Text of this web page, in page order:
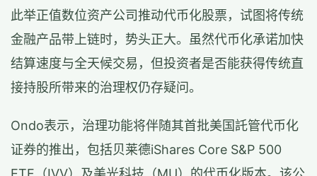
此举正值数位资产公司推动代币化股票，试图将传统
金融产品带上链时，势头正大。虽然代币化承诺加快
结算速度与全天候交易，但投资者是否能获得传统直
接持股所带来的治理权仍存疑问。
Ondo表示，治理功能将伴随其首批美国託管代币化
证券的推出，包括贝莱德iShares Core S&P 500